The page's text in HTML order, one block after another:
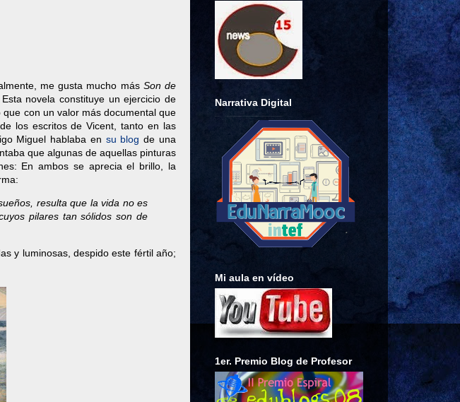
me gusta mucho más Son de
novela constituye un ejercicio de
con un valor más documental que
los escritos de Vicent, tanto en las
Miguel hablaba en su blog de una
que algunas de aquellas pinturas
En ambos se aprecia el brillo, la
resulta que la vida no es
pilares tan sólidos son de
y luminosas, despido este fértil año;
Narrativa Digital
Mi aula en vídeo
1er. Premio Blog de Profesor